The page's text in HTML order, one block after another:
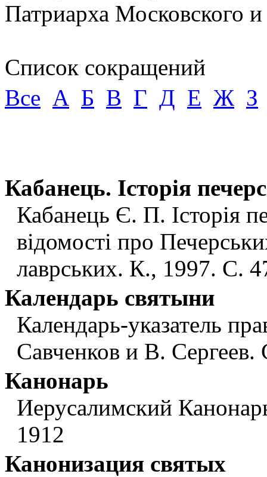
Патриарха Московского
Список сокращений
Все А Б В Г Д Е Ж З
Кабанець. Iсторiя
Кабанець Є. П. Iсторiя
вiдомостi про
лаврських. К., 1997. С.
Календарь святыни
Календарь-указатель
Савченков и В.
Канонарь
Иерусалимский
1912
Канонизация святых